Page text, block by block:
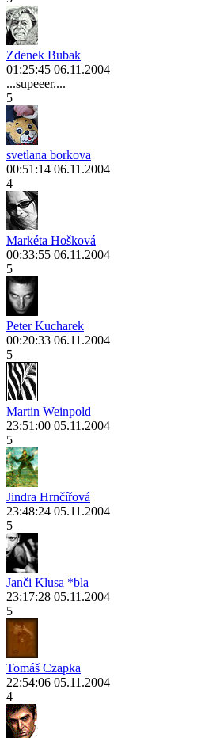
Zdenek Bubak
01:25:45 06.11.2004
...supeeer....
5
svetlana borkova
00:51:14 06.11.2004
4
Markéta Hošková
00:33:55 06.11.2004
5
Peter Kucharek
00:20:33 06.11.2004
5
Martin Weinpold
23:51:00 05.11.2004
5
Jindra Hrnčířová
23:48:24 05.11.2004
5
Janči Klusa *bla
23:17:28 05.11.2004
5
Tomáš Czapka
22:54:06 05.11.2004
4